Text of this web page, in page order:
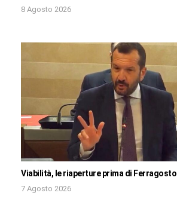
8 Agosto 2026
Viabilità, le riaperture prima di Ferragosto
7 Agosto 2026